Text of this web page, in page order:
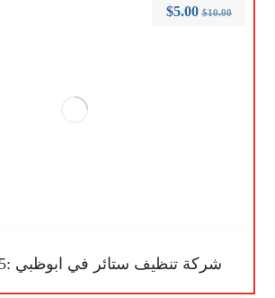
شركة تنظيف ستائر في ابوظبي :0504348425
$10.00
$5.00